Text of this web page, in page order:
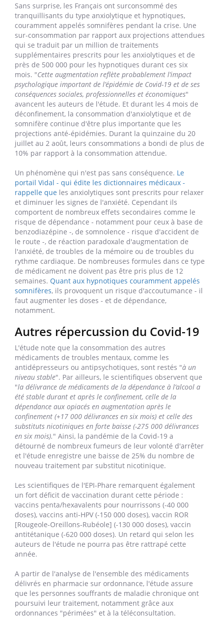
Sans surprise, les Français ont surconsommé des
tranquillisants du type anxiolytique et hypnotiques,
couramment appelés somnifères pendant la crise. Une
sur-consommation par rapport aux projections attendues
qui se traduit par un million de traitements
supplémentaires prescrits pour les anxiolytiques et de
près de 500 000 pour les hypnotiques durant ces six
mois. "Cette augmentation reflète probablement l’impact
psychologique important de l’épidémie de Covid-19 et de ses
conséquences sociales, professionnelles et économiques"
avancent les auteurs de l'étude. Et durant les 4 mois de
déconfinement, la consommation d'anxiolytique et de
somnifère continue d'être plus importante que les
projections anté-épidémies. Durant la quinzaine du 20
juillet au 2 août, leurs consommations a bondi de plus de
10% par rapport à la consommation attendue.
Un phénomène qui n'est pas sans conséquence. Le
portail Vidal - qui édite les dictionnaires médicaux -
rappelle que les anxiolytiques sont prescrits pour relaxer
et diminuer les signes de l'anxiété. Cependant ils
comportent de nombreux effets secondaires comme le
risque de dépendance - notamment pour ceux à base de
benzodiazépine -, de somnolence - risque d'accident de
le route -, de réaction paradoxale d'augmentation de
l'anxiété, de troubles de la mémoire ou de troubles du
rythme cardiaque. De nombreuses formules dans ce type
de médicament ne doivent pas être pris plus de 12
semaines. Quant aux hypnotiques couramment appelés
somnifères, ils provoquent un risque d'accoutumance - il
faut augmenter les doses - et de dépendance,
notamment.
Autres répercussion du Covid-19
L'étude note que la consommation des autres
médicaments de troubles mentaux, comme les
antidépresseurs ou antipsychotiques, sont restés "à un
niveau stable". Par ailleurs, le scientifiques observent que
"la délivrance de médicaments de la dépendance à l’alcool a
été stable durant et après le confinement, celle de la
dépendance aux opiacés en augmentation après le
confinement (+17 000 délivrances en six mois) et celle des
substituts nicotiniques en forte baisse (-275 000 délivrances
en six mois)." Ainsi, la pandémie de la Covid-19 a
détourné de nombreux fumeurs de leur volonté d'arrêter
et l'étude enregistre une baisse de 25% du nombre de
nouveau traitement par substitut nicotinique.
Les scientifiques de l'EPI-Phare remarquent également
un fort déficit de vaccination durant cette période :
vaccins penta/hexavalents pour nourrissons (-40 000
doses), vaccins anti-HPV (-150 000 doses), vaccin ROR
[Rougeole-Oreillons-Rubéole] (-130 000 doses), vaccin
antitétanique (-620 000 doses). Un retard qui selon les
auteurs de l'étude ne pourra pas être rattrapé cette
année.
A partir de l'analyse de l'ensemble des médicaments
délivrés en pharmacie sur ordonnance, l'étude assure
que les personnes souffrants de maladie chronique ont
poursuivi leur traitement, notamment grâce aux
ordonnances "périmées" et à la téléconsultation.